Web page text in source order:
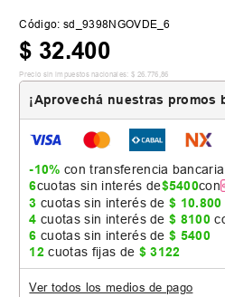
Código: sd_9398NGOVDE_6
$ 32.400
Precio sin impuestos nacionales: $ 26 776 86
¡Aprovechá nuestras promos
-10% con transferencia bancaria
6cuotas sin interés de$5400con
3 cuotas sin interés de$ 10.800
4 cuotas sin interés de$ 8100
6 cuotas sin interés de$ 5400
12 cuotas fijas de $ 3122
Ver todos los medios de pago